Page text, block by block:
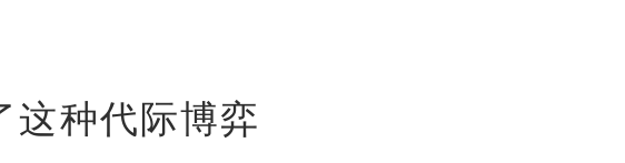
这种代际博弈